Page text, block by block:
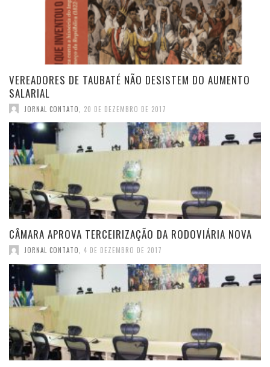
VEREADORES DE TAUBATÉ NÃO DESISTEM DO AUMENTO
SALARIAL
JORNAL CONTATO 20 DE DEZEMBRO DE 2017
CÂMARA APROVA TERCEIRIZAÇÃO DA RODOVIÁRIA NOVA
JORNAL CONTATO 4 DE DEZEMBRO DE 2017